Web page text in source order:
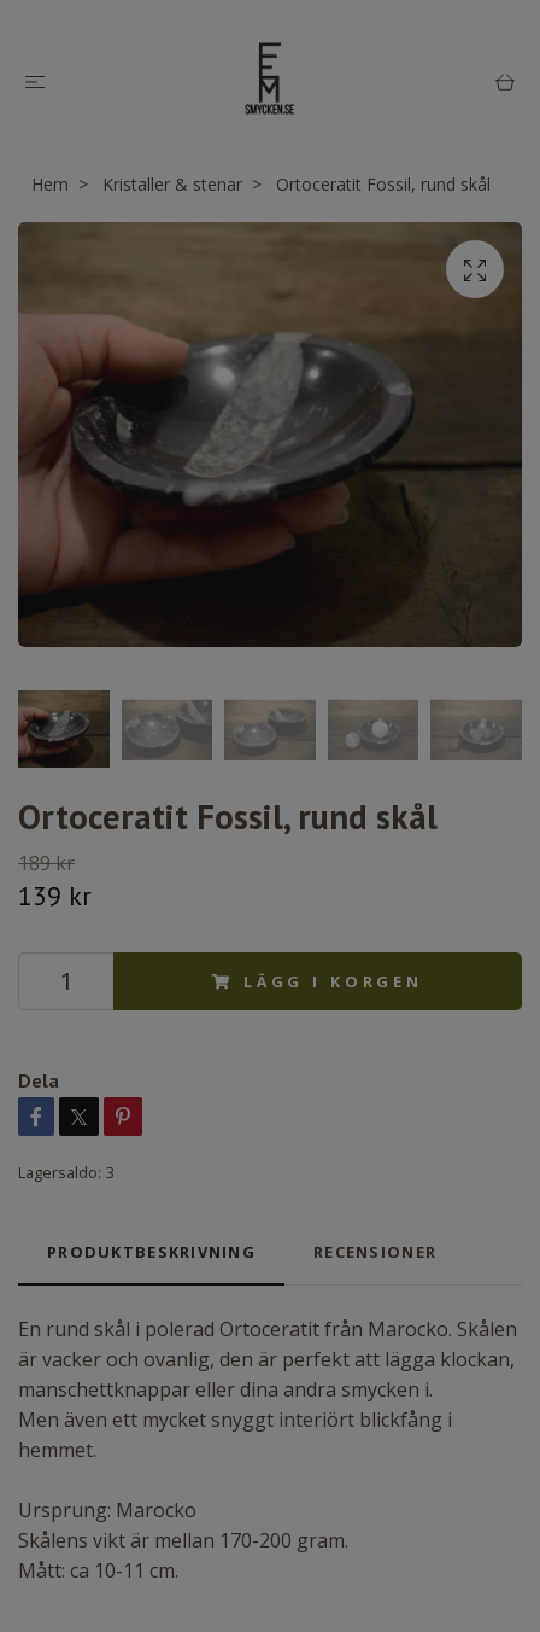
Hem Kristaller & stenar Ortoceratit Fossil, rund skål
Ortoceratit Fossil, rund skål
189 kr
139 kr
LÄGG I KORGEN
Dela
Lagersaldo: 3
PRODUKTBESKRIVNING RECENSIONER
En rund skål i polerad Ortoceratit från Marocko. Skålen
är vacker och ovanlig, den är perfekt att lägga klockan,
manschettknappar eller dina andra smycken i.
Men även ett mycket snyggt interiört blickfång i
hemmet.
Ursprung: Marocko
Skålens vikt är mellan 170-200 gram.
Mått: ca 10-11 cm.